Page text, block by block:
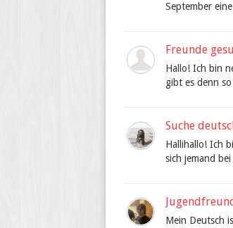
September
Freunde
Hallo! Ich bin
gibt es denn
Suche
Hallihallo! Ich
sich jemand
Mein Deutsch